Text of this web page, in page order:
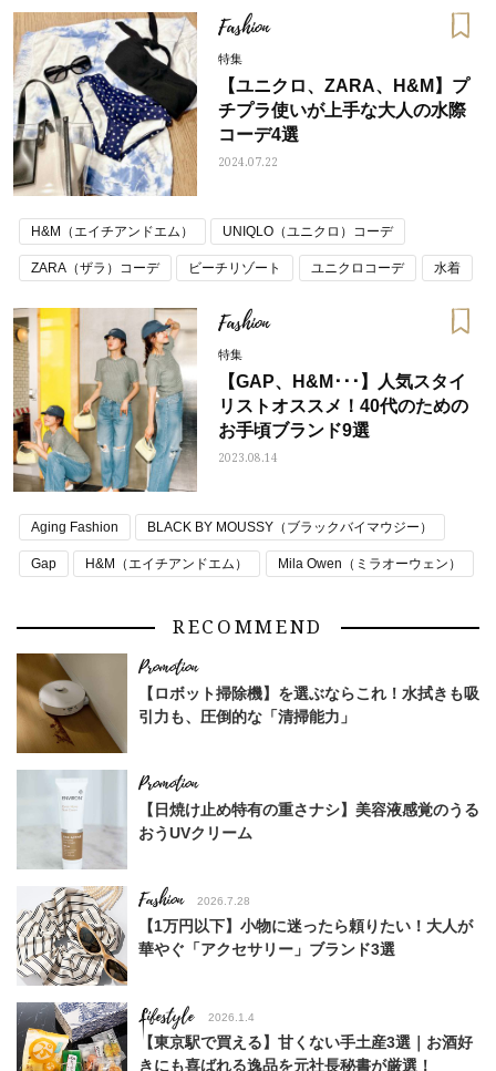
忘年会＆新年会の服装 コーディネート
Fashion
特集
【ユニクロ、ZARA、H&M】プ
チプラ使いが上手な大人の水際
コーデ4選
2024.07.22
H&M（エイチアンドエム） UNIQLO（ユニクロ）コーデ
ZARA（ザラ）コーデ ビーチリゾート ユニクロコーデ 水着
水際コーデ
Fashion
特集
【GAP、H&M･･･】人気スタイ
リストオススメ！40代のための
お手頃ブランド9選
2023.08.14
Aging Fashion BLACK BY MOUSSY（ブラックバイマウジー）
Gap H&M（エイチアンドエム） Mila Owen（ミラオーウェン）
RECOMMEND
【ロボット掃除機】を選ぶならこれ！水拭きも吸
引力も、圧倒的な「清掃能力」
【日焼け止め特有の重さナシ】美容液感覚のうる
おうUVクリーム
Fashion 2026.7.28
【1万円以下】小物に迷ったら頼りたい！大人が
華やぐ「アクセサリー」ブランド3選
Lifestyle 2026.1.4
【東京駅で買える】甘くない手土産3選｜お酒好
きにも喜ばれる逸品を元社長秘書が厳選！